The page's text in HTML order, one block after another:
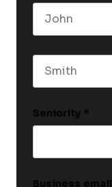
Seniority *
Business email